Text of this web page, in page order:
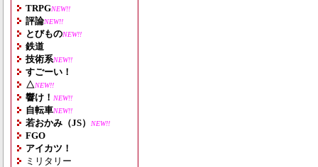
TRPGNEW!!
評論NEW!!
とびものNEW!!
鉄道
技術系NEW!!
すごーい！
△NEW!!
響け！ NEW!!
自転車NEW!!
若おかみ（JS） NEW!!
FGO
アイカツ！
ミリタリー